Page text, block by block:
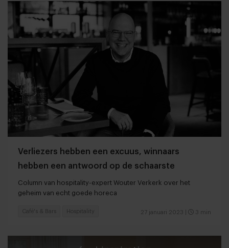
Verliezers hebben een excuus, winnaars
hebben een antwoord op de schaarste
Column van hospitality-expert Wouter Verkerk over het
geheim van echt goede horeca
27 januari 2023 3 min
Café's & Bars Hospitality